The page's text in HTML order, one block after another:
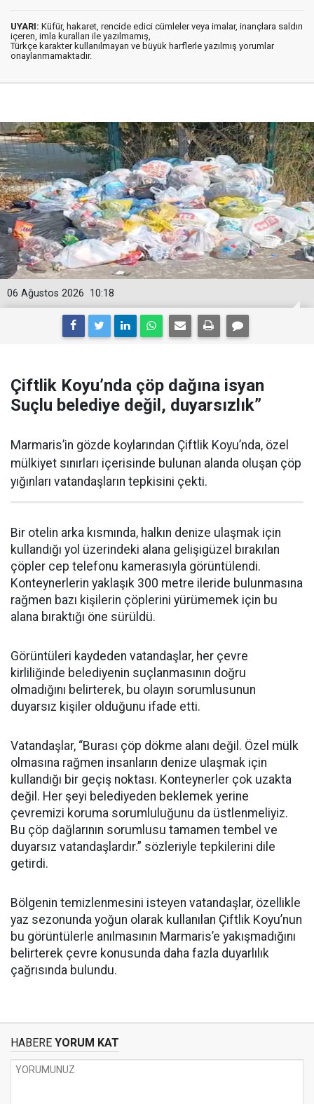
UYARI: Küfür, hakaret, rencide edici cümleler veya imalar, inançlara saldırı
içeren, imla kuralları ile yazılmamış,
Türkçe karakter kullanılmayan ve büyük harflerle yazılmış yorumlar
onaylanmamaktadır.
10:18
06 Ağustos 2026
Çiftlik Koyu’nda çöp dağına isyan
Suçlu belediye değil, duyarsızlık”
Marmaris’in gözde koylarından Çiftlik Koyu’nda, özel
mülkiyet sınırları içerisinde bulunan alanda oluşan çöp
yığınları vatandaşların tepkisini çekti.
Bir otelin arka kısmında, halkın denize ulaşmak için
kullandığı yol üzerindeki alana gelişigüzel bırakılan
çöpler cep telefonu kamerasıyla görüntülendi.
Konteynerlerin yaklaşık 300 metre ileride bulunmasına
rağmen bazı kişilerin çöplerini yürümemek için bu
alana bıraktığı öne sürüldü.
Görüntüleri kaydeden vatandaşlar, her çevre
kirliliğinde belediyenin suçlanmasının doğru
olmadığını belirterek, bu olayın sorumlusunun
duyarsız kişiler olduğunu ifade etti.
Vatandaşlar, “Burası çöp dökme alanı değil. Özel mülk
olmasına rağmen insanların denize ulaşmak için
kullandığı bir geçiş noktası. Konteynerler çok uzakta
değil. Her şeyi belediyeden beklemek yerine
çevremizi koruma sorumluluğunu da üstlenmeliyiz.
Bu çöp dağlarının sorumlusu tamamen tembel ve
duyarsız vatandaşlardır.” sözleriyle tepkilerini dile
getirdi.
Bölgenin temizlenmesini isteyen vatandaşlar, özellikle
yaz sezonunda yoğun olarak kullanılan Çiftlik Koyu’nun
bu görüntülerle anılmasının Marmaris’e yakışmadığını
belirterek çevre konusunda daha fazla duyarlılık
çağrısında bulundu.
HABERE YORUM KAT